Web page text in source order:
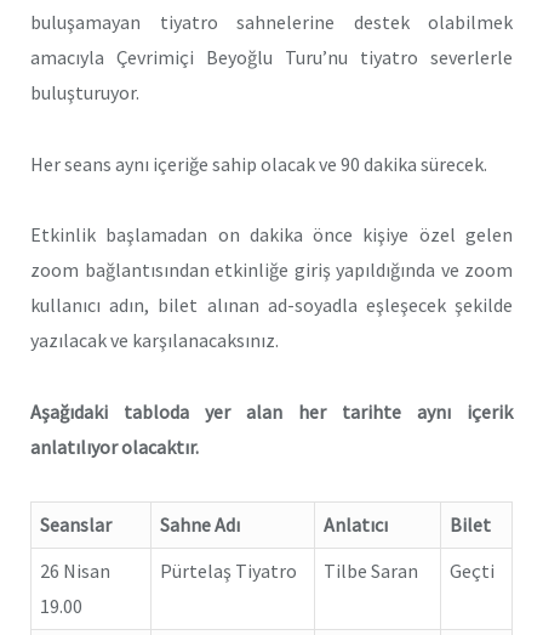
buluşamayan tiyatro sahnelerine destek olabilmek
amacıyla Çevrimiçi Beyoğlu Turu’nu tiyatro severlerle
buluşturuyor.
Her seans aynı içeriğe sahip olacak ve 90 dakika sürecek.
Etkinlik başlamadan on dakika önce kişiye özel gelen
zoom bağlantısından etkinliğe giriş yapıldığında ve zoom
kullanıcı adın, bilet alınan ad-soyadla eşleşecek şekilde
yazılacak ve karşılanacaksınız.
Aşağıdaki tabloda yer alan her tarihte aynı içerik
anlatılıyor olacaktır.
Seanslar Sahne Adı Anlatıcı
Bilet
26 Nisan
19.00
Pürtelaş Tiyatro Tilbe Saran Geçti